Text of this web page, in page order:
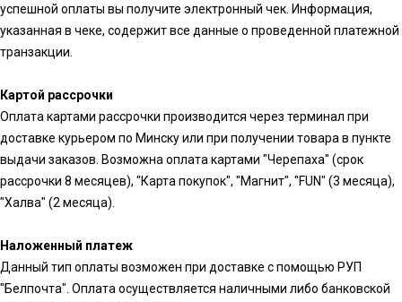
успешной оплаты вы получите электронный чек. Информация,
указанная в чеке, содержит все данные о проведенной платежной
транзакции.
Картой рассрочки
Оплата картами рассрочки производится через терминал при
доставке курьером по Минску или при получении товара в пункте
выдачи заказов. Возможна оплата картами "Черепаха" (срок
рассрочки 8 месяцев), "Карта покупок", "Магнит", "FUN" (3 месяца),
"Халва" (2 месяца).
Наложенный платеж
Данный тип оплаты возможен при доставке с помощью РУП
"Белпочта". Оплата осуществляется наличными либо банковской